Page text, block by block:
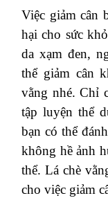
Việc giảm cân
hại cho sức
da xạm đen,
thể giảm cân
vằng nhé. Chỉ
tập luyện thể
bạn có thể
không hề ảnh
thể. Lá chè
cho việc giảm